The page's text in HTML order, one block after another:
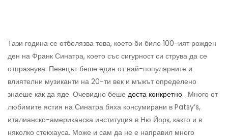
Тази година се отбелязва това, което би било 100-ият рожден
ден на Франк Синатра, което със сигурност си струва да се
отпразнува. Певецът беше един от най-популярните и
влиятелни музиканти на 20-ти век и мъжът определено
знаеше как да яде. Очевидно беше доста конкретно . Много от
любимите ястия на Синатра бяха консумирани в Patsy’s,
италианско-американска институция в Ню Йорк, както и в
няколко стекхауса. Може и сам да не е направил много